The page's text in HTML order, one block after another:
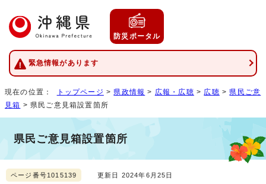
防災ポータル
緊急情報があります
現在の位置： トップページ > 県政情報 > 広報・広聴 > 広聴 > 県民ご意
見箱 > 県民ご意見箱設置箇所
県民ご意見箱設置箇所
ページ番号1015139 更新日 2024年6月25日